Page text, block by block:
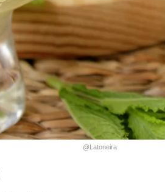
@Latoneira